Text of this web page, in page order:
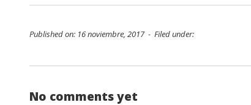
Published on: 16 noviembre, 2017 - Filed under:
No comments yet